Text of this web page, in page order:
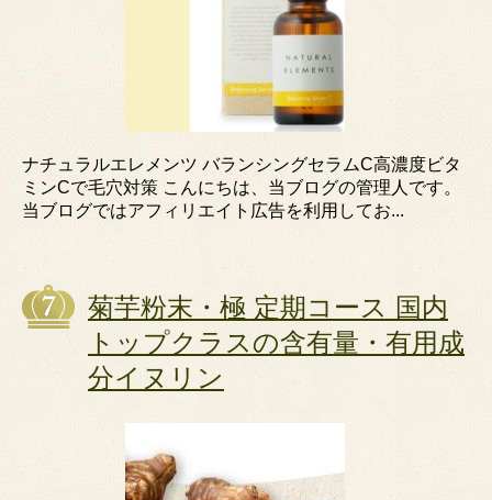
ナチュラルエレメンツ バランシングセラムC高濃度ビタ
ミンCで毛穴対策 こんにちは、当ブログの管理人です。
当ブログではアフィリエイト広告を利用してお...
菊芋粉末・極 定期コース 国内
トップクラスの含有量・有用成
分イヌリン